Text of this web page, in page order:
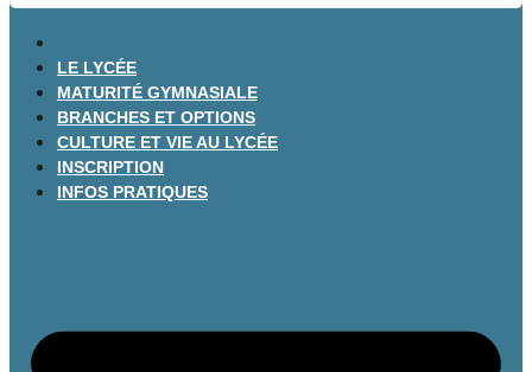
LE LYCÉE
MATURITÉ GYMNASIALE
BRANCHES ET OPTIONS
CULTURE ET VIE AU LYCÉE
INSCRIPTION
INFOS PRATIQUES